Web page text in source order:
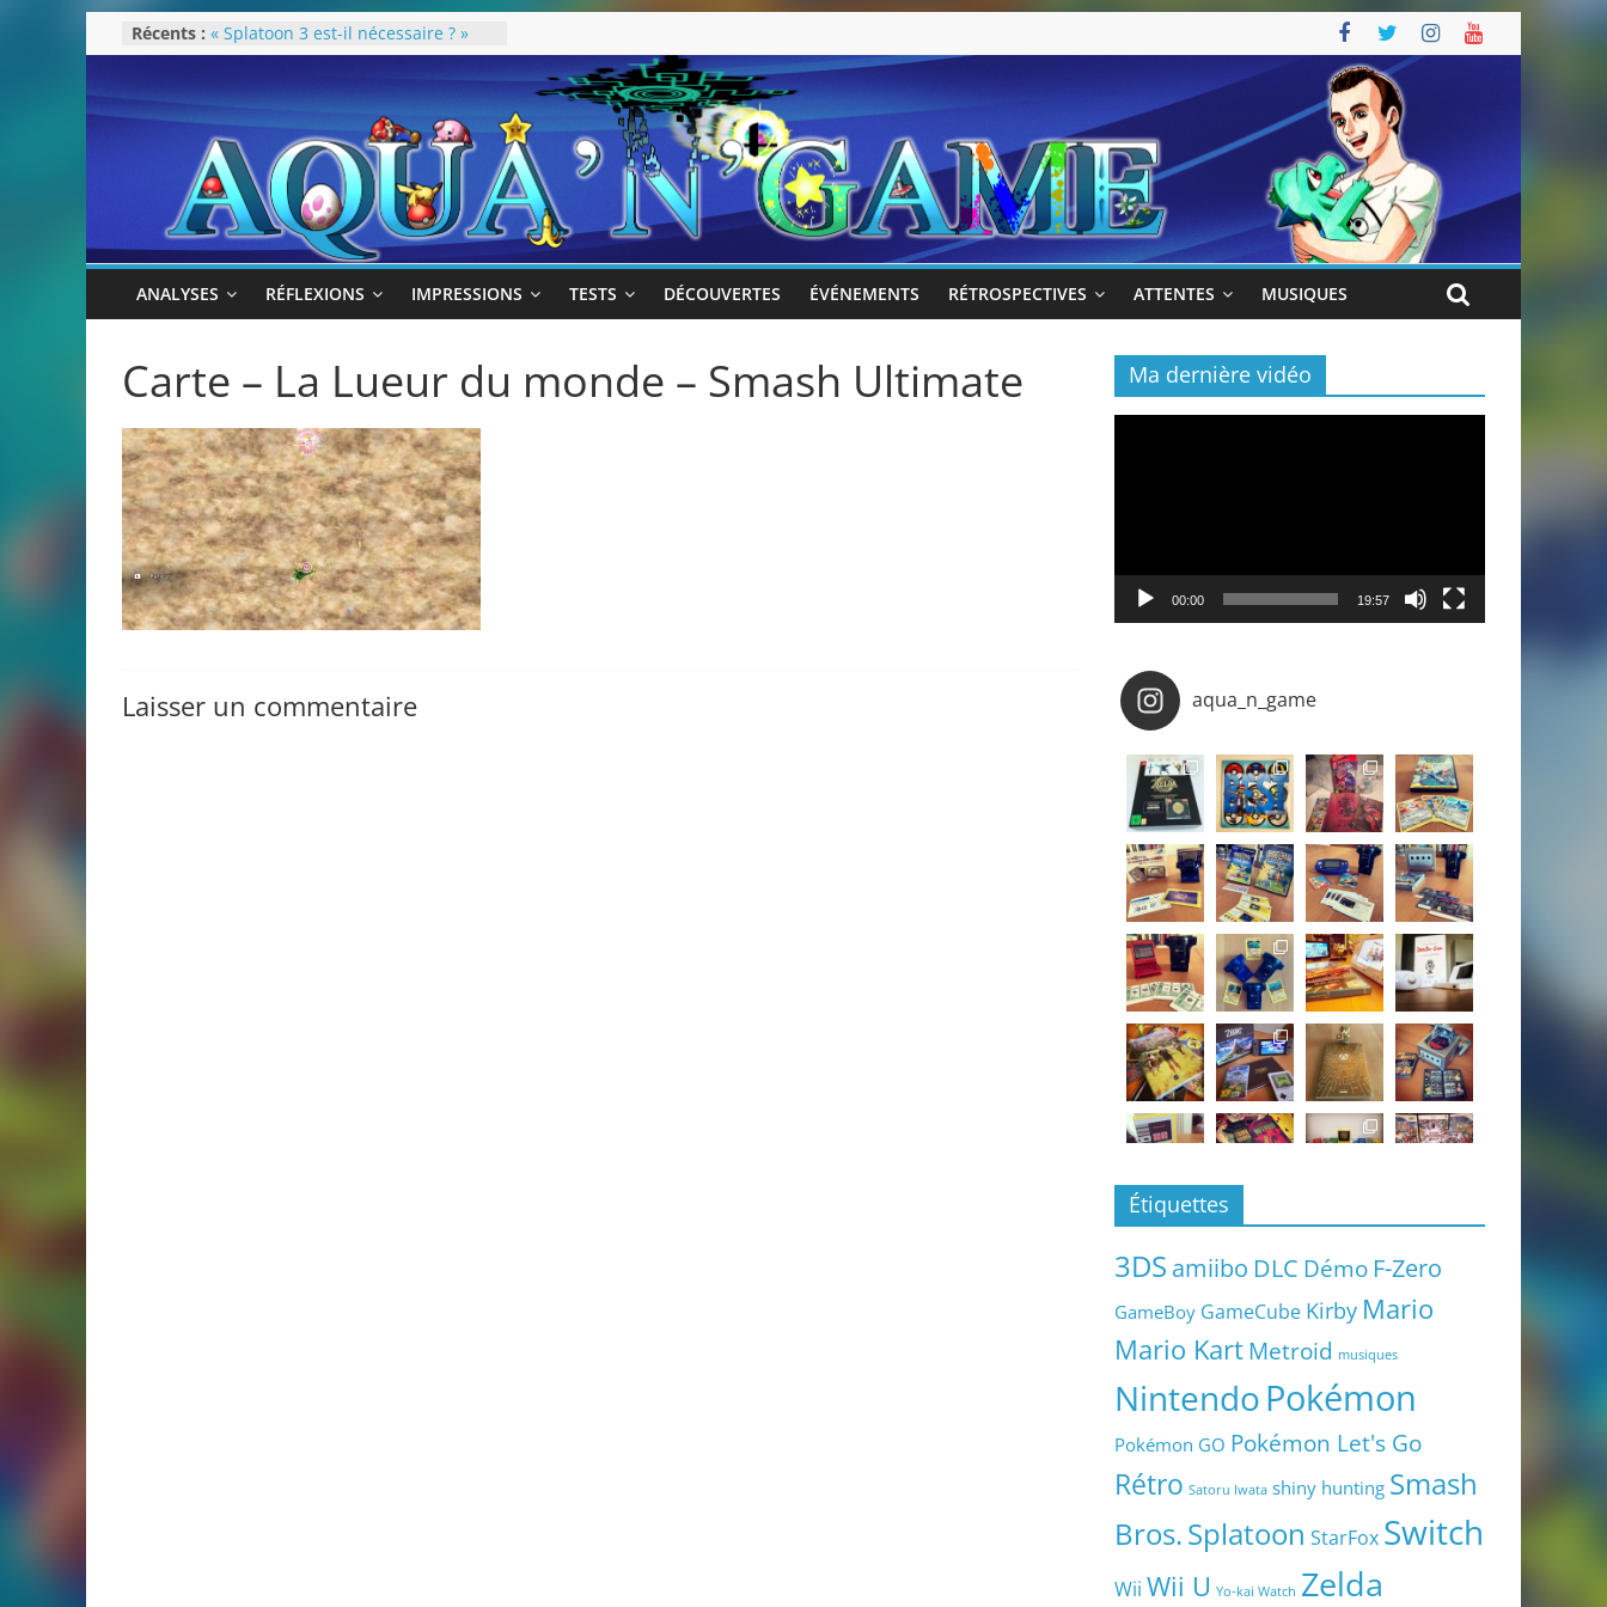
Passer
au
Récents : « Splatoon 3 est-il nécessaire ? »
« Dans les coulisses des JV Harry
Pokémon Écarlate : ceci est une
révolution (ou pas) !
Attentes 2023
Rétrospective 2022
ANALYSES RÉFLEXIONS IMPRESSIONS TESTS DÉCOUVERTES ÉVÉNEMENTS RÉTROSPECTIVES ATTENTES MUSIQUES
Carte – La Lueur du monde – Smash Ultimate
Laisser un commentaire
Ma dernière vidéo
00:00 19:57
aqua_n_game
Étiquettes
3DS amiibo DLC Démo F-Zero
GameBoy GameCube Kirby Mario
Mario KartMetroid musiques
NintendoPokémon
Pokémon GO Pokémon Let's Go
Rétro Satoru Iwata shiny hunting Smash
Bros.Splatoon StarFox Switch
Wii Wii U Yo-kai Watch Zelda